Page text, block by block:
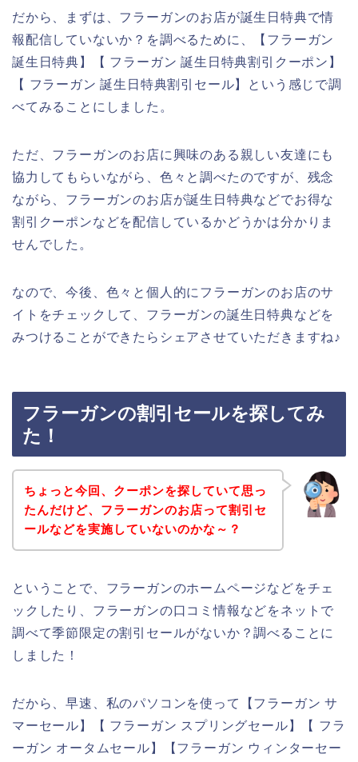
だから、まずは、フラーガンのお店が誕生日特典で情
報配信していないか？を調べるために、【フラーガン
誕生日特典】【 フラーガン 誕生日特典割引クーポン】
【 フラーガン 誕生日特典割引セール】という感じで調
べてみることにしました。
ただ、フラーガンのお店に興味のある親しい友達にも
協力してもらいながら、色々と調べたのですが、残念
ながら、フラーガンのお店が誕生日特典などでお得な
割引クーポンなどを配信しているかどうかは分かりま
せんでした。
なので、今後、色々と個人的にフラーガンのお店のサ
イトをチェックして、フラーガンの誕生日特典などを
みつけることができたらシェアさせていただきますね♪
フラーガンの割引セールを探してみ
た！
ちょっと今回、クーポンを探していて思っ
たんだけど、フラーガンのお店って割引セ
ールなどを実施していないのかな～？
ということで、フラーガンのホームページなどをチェ
ックしたり、フラーガンの口コミ情報などをネットで
調べて季節限定の割引セールがないか？調べることに
しました！
だから、早速、私のパソコンを使って【フラーガン サ
マーセール】【 フラーガン スプリングセール】【 フラ
ーガン オータムセール】【フラーガン ウィンターセー